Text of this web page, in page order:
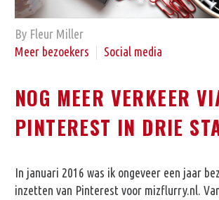
By Fleur Miller
Meer bezoekers
Social media
NOG MEER VERKEER
PINTEREST IN DRIE
In januari 2016 was ik ongeveer een jaar
inzetten van Pinterest voor mizflurry.nl.